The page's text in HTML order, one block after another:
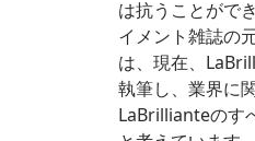
は抗うことがで
イメント雑誌の
は、現在、
執筆し、業界に
LaBrillianteのす